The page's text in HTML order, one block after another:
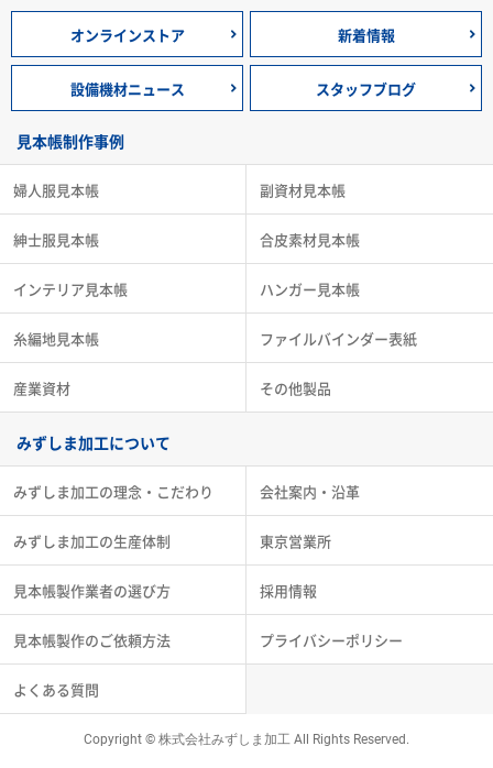
オンラインストア 新着情報
設備機材ニュース スタッフブログ
見本帳制作事例
婦人服見本帳
紳士服見本帳
インテリア見本帳
糸編地見本帳
産業資材
副資材見本帳
合皮素材見本帳
ハンガー見本帳
ファイルバインダー表紙
その他製品
みずしま加工について
みずしま加工の理念・こだわり
みずしま加工の生産体制
見本帳製作業者の選び方
見本帳製作のご依頼方法
よくある質問
会社案内・沿革
東京営業所
採用情報
プライバシーポリシー
Copyright © 株式会社みずしま加工 All Rights Reserved.